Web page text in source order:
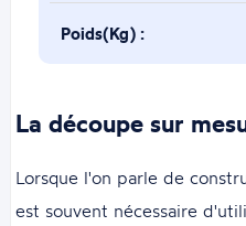
Poids(Kg) :
La découpe sur
Lorsque l'on parle de
est souvent nécessaire